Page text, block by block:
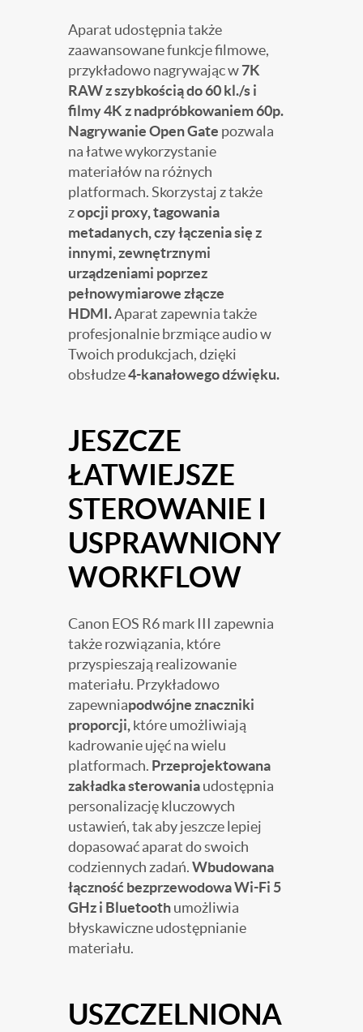
Aparat udostępnia także
zaawansowane funkcje filmowe,
przykładowo nagrywając w7K
RAW z szybkością do 60 kl./s i
filmy 4K z nadpróbkowaniem 60p.
Nagrywanie Open Gate pozwala
na łatwe wykorzystanie
materiałów na różnych
platformach. Skorzystaj z także
zopcji proxy, tagowania
metadanych, czy łączenia się z
innymi, zewnętrznymi
urządzeniami poprzez
pełnowymiarowe złącze
HDMI.Aparat zapewnia także
profesjonalnie brzmiące audio w
Twoich produkcjach, dzięki
obsłudze4-kanałowego dźwięku.
JESZCZE
ŁATWIEJSZE
STEROWANIE I
USPRAWNIONY
WORKFLOW
Canon EOS R6 mark III zapewnia
także rozwiązania, które
przyspieszają realizowanie
materiału. Przykładowo
zapewniapodwójne znaczniki
proporcji, które umożliwiają
kadrowanie ujęć na wielu
platformach. Przeprojektowana
zakładka sterowaniaudostępnia
personalizację kluczowych
ustawień, tak aby jeszcze lepiej
dopasować aparat do swoich
codziennych zadań.Wbudowana
łączność bezprzewodowa Wi-Fi 5
GHz i Bluetoothumożliwia
błyskawiczne udostępnianie
materiału.
USZCZELNIONA